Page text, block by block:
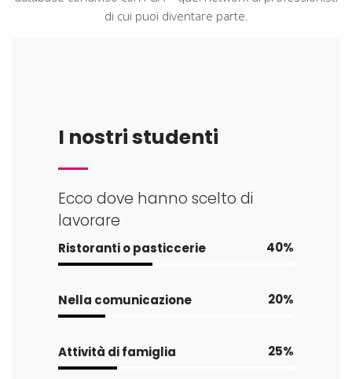
di cui puoi diventare parte.
I nostri studenti
Ecco dove hanno scelto di
lavorare
Ristoranti o pasticcerie 40
Nella comunicazione 20
Attività di famiglia 25